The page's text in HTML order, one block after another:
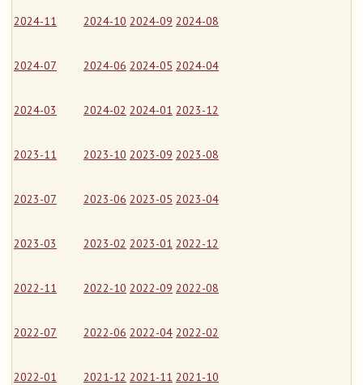
2024-11 2024-10 2024-09 2024-08
2024-07 2024-06 2024-05 2024-04
2024-03 2024-02 2024-01 2023-12
2023-11 2023-10 2023-09 2023-08
2023-07 2023-06 2023-05 2023-04
2023-03 2023-02 2023-01 2022-12
2022-11 2022-10 2022-09 2022-08
2022-07 2022-06 2022-04 2022-02
2022-01 2021-12 2021-11 2021-10